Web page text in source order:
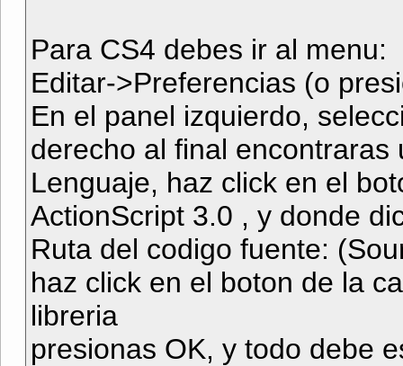
Para CS4 debes ir al menu:
Editar->Preferencias (o
En el panel izquierdo,
derecho al final encontraras
Lenguaje, haz click en el
ActionScript 3.0 , y donde
Ruta del codigo fuente:
haz click en el boton de la
libreria
presionas OK, y todo debe